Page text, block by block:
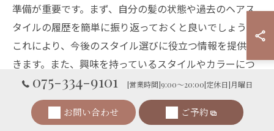
準備が重要です。まず、自分の髪の状態や過去のヘアス
タイルの履歴を簡単に振り返っておくと良いでしょう。
これにより、今後のスタイル選びに役立つ情報を提供で
きます。また、興味を持っているスタイルやカラーにつ
いてインターネットで調べておくこともおすすめです。
これらの準備を通じて、美容院でのカウンセリングがス
ムーズに進むことにより、理想のヘアスタイルを実現す
075-334-9101 [営業時間]9:00～20:00[定休日]月曜日
お問い合わせ ご予約